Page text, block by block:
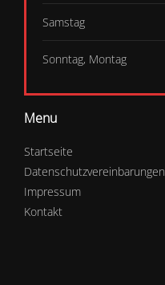
Samstag
Sonntag, Montag
Menu
Startseite
Datenschutzvereinbarungen
Impressum
Kontakt